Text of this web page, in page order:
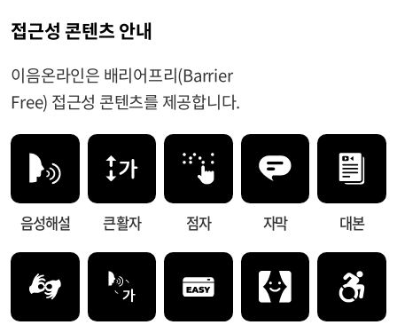
접근성 콘텐츠 안내
이음온라인은 배리어프리(Barrier
Free) 접근성 콘텐츠를 제공합니다.
음성해설 큰 활자 점자 자막 대본